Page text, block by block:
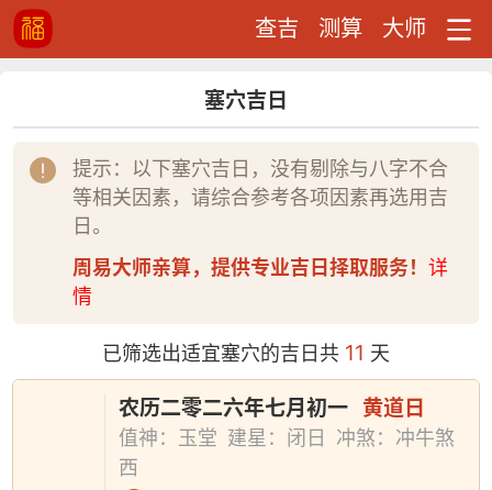
查吉 测算 大师
塞穴吉日
提示：以下塞穴吉日，没有剔除与八字不合
等相关因素，请综合参考各项因素再选用吉
日。
周易大师亲算，提供专业吉日择取服务！ 详
情
已筛选出适宜塞穴的吉日共 11 天
农历二零二六年七月初一 黄道日
值神：玉堂 建星：闭日
冲煞：冲牛煞
西